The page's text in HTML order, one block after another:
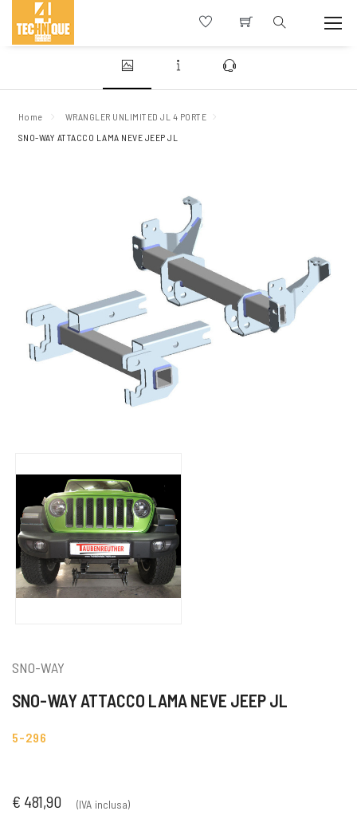
Home
WRANGLER UNLIMITED JL 4 PORTE
SNO-WAY ATTACCO LAMA NEVE JEEP JL
SNO-WAY
SNO-WAY ATTACCO LAMA NEVE JEEP JL
5-296
€ 481,90 (IVA inclusa)